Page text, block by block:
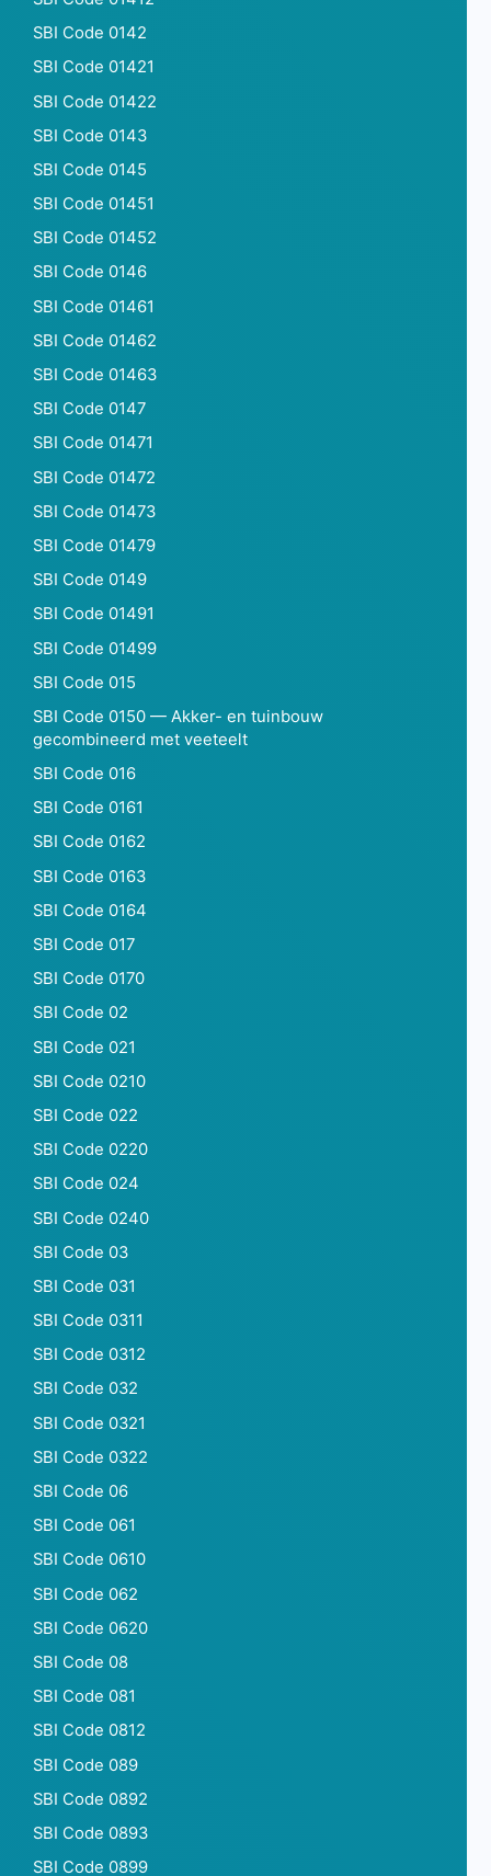
SBI Code 0142
SBI Code 01421
SBI Code 01422
SBI Code 0143
SBI Code 0145
SBI Code 01451
SBI Code 01452
SBI Code 0146
SBI Code 01461
SBI Code 01462
SBI Code 01463
SBI Code 0147
SBI Code 01471
SBI Code 01472
SBI Code 01473
SBI Code 01479
SBI Code 0149
SBI Code 01491
SBI Code 01499
SBI Code 015
SBI Code 0150 — Akker- en tuinbouw
gecombineerd met veeteelt
SBI Code 016
SBI Code 0161
SBI Code 0162
SBI Code 0163
SBI Code 0164
SBI Code 017
SBI Code 0170
SBI Code 02
SBI Code 021
SBI Code 0210
SBI Code 022
SBI Code 0220
SBI Code 024
SBI Code 0240
SBI Code 03
SBI Code 031
SBI Code 0311
SBI Code 0312
SBI Code 032
SBI Code 0321
SBI Code 0322
SBI Code 06
SBI Code 061
SBI Code 0610
SBI Code 062
SBI Code 0620
SBI Code 08
SBI Code 081
SBI Code 0812
SBI Code 089
SBI Code 0892
SBI Code 0893
SBI Code 0899